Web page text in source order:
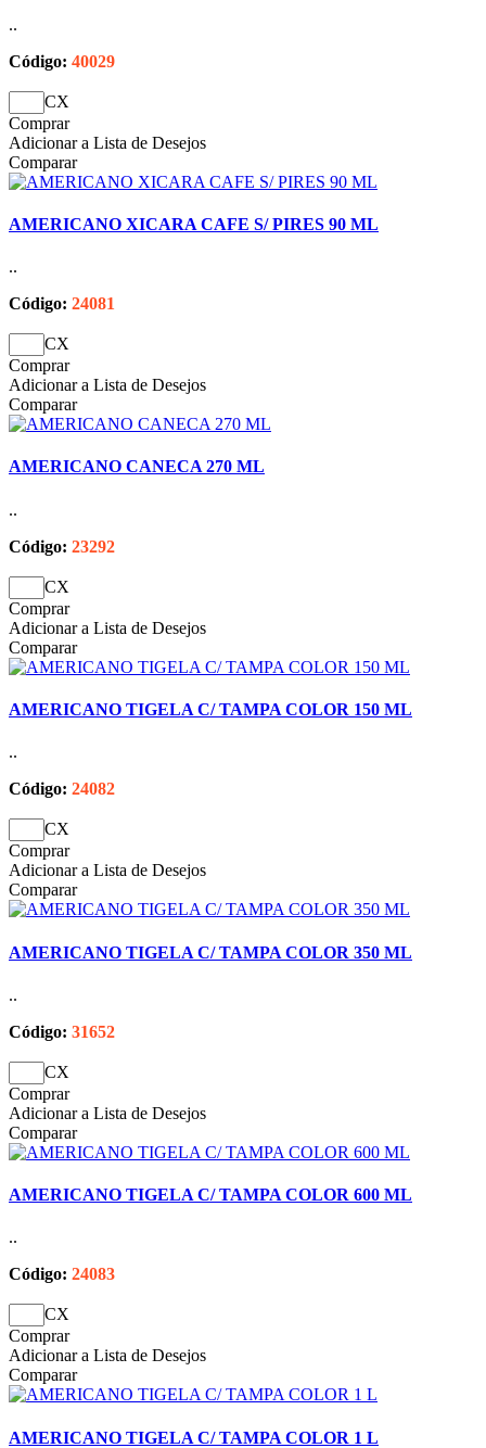
..
Código: 40029
CX
Comprar
Adicionar a Lista de Desejos
Comparar
AMERICANO XICARA CAFE S/ PIRES 90 ML
..
Código: 24081
CX
Comprar
Adicionar a Lista de Desejos
Comparar
AMERICANO CANECA 270 ML
..
Código: 23292
CX
Comprar
Adicionar a Lista de Desejos
Comparar
AMERICANO TIGELA C/ TAMPA COLOR 150 ML
..
Código: 24082
CX
Comprar
Adicionar a Lista de Desejos
Comparar
AMERICANO TIGELA C/ TAMPA COLOR 350 ML
..
Código: 31652
CX
Comprar
Adicionar a Lista de Desejos
Comparar
AMERICANO TIGELA C/ TAMPA COLOR 600 ML
..
Código: 24083
CX
Comprar
Adicionar a Lista de Desejos
Comparar
AMERICANO TIGELA C/ TAMPA COLOR 1 L